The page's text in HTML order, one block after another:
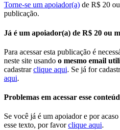
Torne-se um apoiador(a) de R$ 20
publicação.
Já é um apoiador(a) de R$ 20 ou
Para acessar esta publicação é
neste site usando o mesmo email
cadastrarclique aqui. Se já for
aqui.
Problemas em acessar esse
Se você já é um apoiador e por
esse texto, por favorclique aqui.